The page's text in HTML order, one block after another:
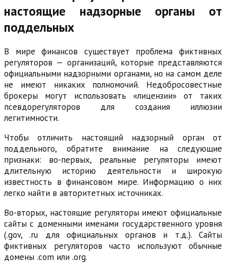
настоящие надзорные органы от
поддельных
В мире финансов существует проблема фиктивных
регуляторов — организаций, которые представляются
официальными надзорными органами, но на самом деле
не имеют никаких полномочий. Недобросовестные
брокеры могут использовать «лицензии» от таких
псевдорегуляторов для создания иллюзии
легитимности.
Чтобы отличить настоящий надзорный орган от
поддельного, обратите внимание на следующие
признаки: во-первых, реальные регуляторы имеют
длительную историю деятельности и широкую
известность в финансовом мире. Информацию о них
легко найти в авторитетных источниках.
Во-вторых, настоящие регуляторы имеют официальные
сайты с доменными именами государственного уровня
(.gov, .ru для официальных органов и т.д.). Сайты
фиктивных регуляторов часто используют обычные
домены .com или .org.